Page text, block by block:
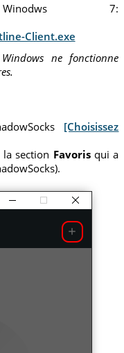
7:
Client.exe
ne fonctionne
[Choisissez
section Favorisqui a